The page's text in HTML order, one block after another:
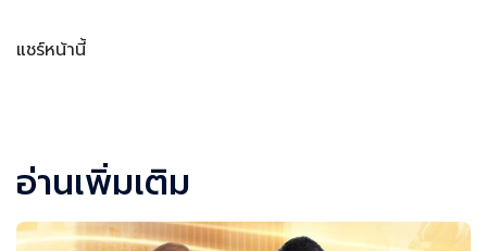
แชร์หน้านี้
อ่านเพิ่มเติม